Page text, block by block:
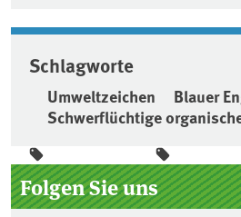
Schlagworte
Umweltzeichen Blauer
Schwerflüchtige
Seitenleiste
Folgen Sie uns